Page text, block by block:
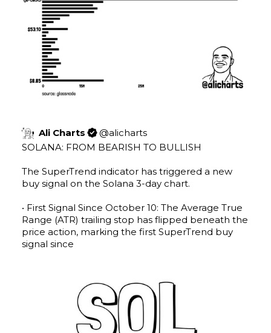
Ali Charts @alicharts
SOLANA: FROM BEARISH TO BULLISH
The SuperTrend indicator has triggered a new
buy signal on the Solana 3-day chart.
• First Signal Since October 10: The Average True
Range (ATR) trailing stop has flipped beneath the
price action, marking the first SuperTrend buy
signal since